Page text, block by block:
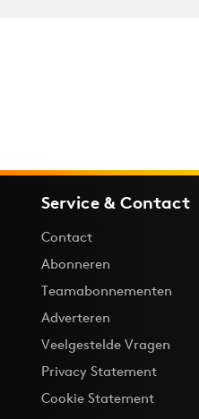
Service & Contact
Contact
Abonneren
Teamabonnementen
Adverteren
Veelgestelde Vragen
Privacy Statement
Cookie Statement